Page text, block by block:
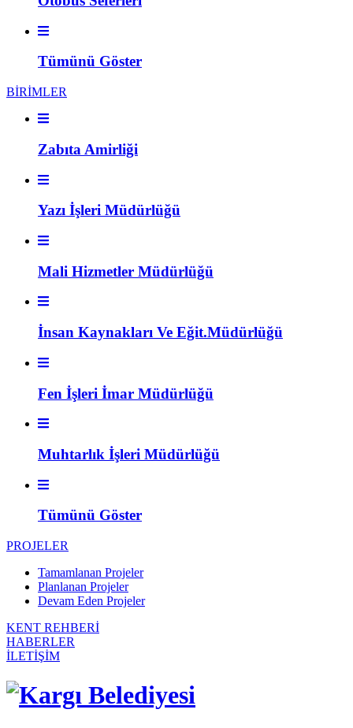
Tümünü Göster
BİRİMLER
Zabıta Amirliği
Yazı İşleri Müdürlüğü
Mali Hizmetler Müdürlüğü
İnsan Kaynakları Ve Eğit.Müdürlüğü
Fen İşleri İmar Müdürlüğü
Muhtarlık İşleri Müdürlüğü
Tümünü Göster
PROJELER
Tamamlanan Projeler
Planlanan Projeler
Devam Eden Projeler
KENT REHBERİ
HABERLER
İLETİŞİM